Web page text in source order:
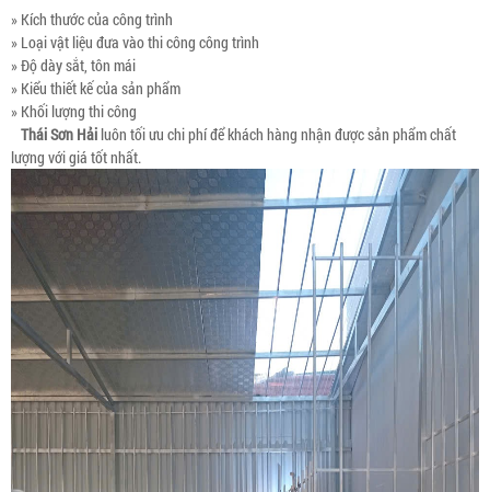
» Kích thước của công trình
» Loại vật liệu đưa vào thi công công trình
» Độ dày sắt, tôn mái
» Kiểu thiết kế của sản phẩm
» Khối lượng thi công
Thái Sơn Hải luôn tối ưu chi phí để khách hàng nhận được sản phẩm chất
lượng với giá tốt nhất.